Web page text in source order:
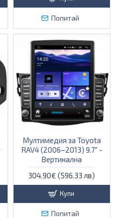
Попитай
Мултимедия за Toyota
RAV4 (2006–2013) 9.7″ -
Вертикална
304.90€ (596.33 лв)
Купи
Попитай